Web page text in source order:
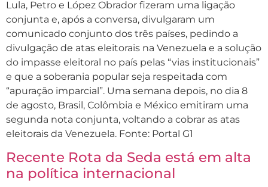
Lula, Petro e López Obrador fizeram uma ligação
conjunta e, após a conversa, divulgaram um
comunicado conjunto dos três países, pedindo a
divulgação de atas eleitorais na Venezuela e a solução
do impasse eleitoral no país pelas “vias institucionais”
e que a soberania popular seja respeitada com
“apuração imparcial”. Uma semana depois, no dia 8
de agosto, Brasil, Colômbia e México emitiram uma
segunda nota conjunta, voltando a cobrar as atas
eleitorais da Venezuela. Fonte: Portal G1
Recente Rota da Seda está em alta
na política internacional